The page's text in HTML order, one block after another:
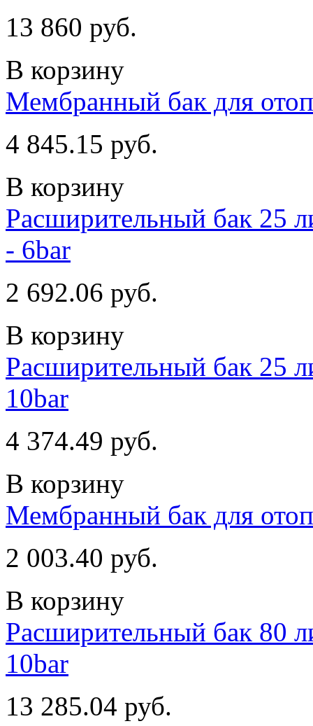
13 860 руб.
В корзину
Мембранный бак для
4 845.15 руб.
В корзину
Расширительный бак 25
- 6bar
2 692.06 руб.
В корзину
Расширительный бак 25
10bar
4 374.49 руб.
В корзину
Мембранный бак для
2 003.40 руб.
В корзину
Расширительный бак 80
10bar
13 285.04 руб.